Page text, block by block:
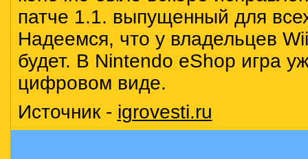
патче 1.1. выпущенный для
Надеемся, что у владельцев
будет. В Nintendo eShop игра
цифровом виде.
Источник - igrovesti.ru